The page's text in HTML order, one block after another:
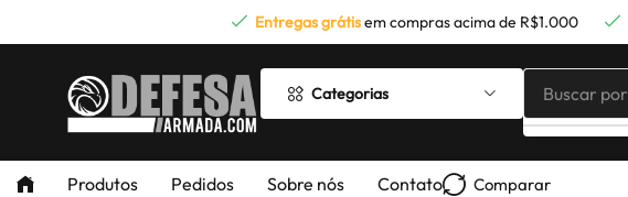
Entregas grátisem compras acima de R$1.000
Categorias Buscar por
Produtos Pedidos Sobre nós Contato Comparar